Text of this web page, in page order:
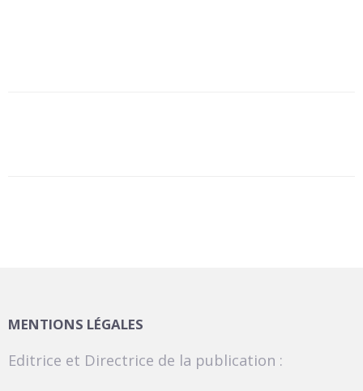
MENTIONS LÉGALES
Editrice et Directrice de la publication :